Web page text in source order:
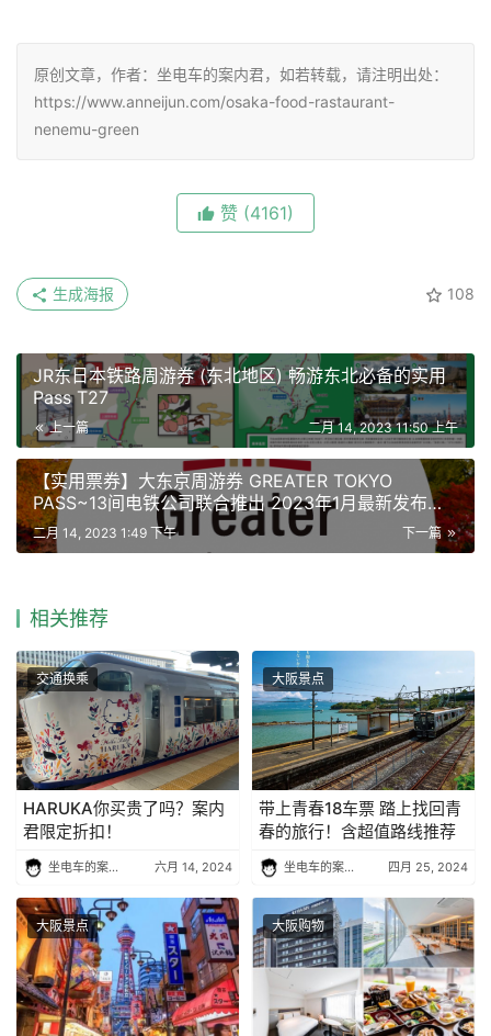
原创文章，作者：坐电车的案内君，如若转载，请注明出处：
https://www.anneijun.com/osaka-food-rastaurant-
nenemu-green
赞 (4161)
108
生成海报
JR东日本铁路周游券 (东北地区) 畅游东北必备的实用
Pass T27
上一篇 二月 14, 2023 11:50 上午
【实用票券】大东京周游券 GREATER TOKYO
PASS~13间电铁公司联合推出 2023年1月最新发布
T28
下一篇
二月 14, 2023 1:49 下午
相关推荐
交通换乘
HARUKA你买贵了吗？案内
君限定折扣！
坐电车的案内君 六月 14, 2024
大阪景点
带上青春18车票 踏上找回青
春的旅行！含超值路线推荐
坐电车的案内君 四月 25, 2024
大阪景点 大阪购物